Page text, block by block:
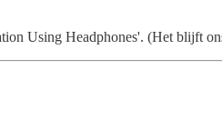
Using Headphones'. (Het blijft